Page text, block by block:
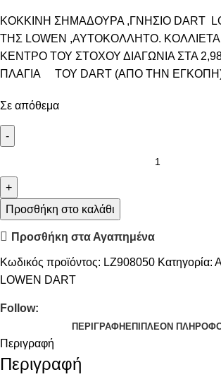
ΚΟΚΚΙΝΗ ΣΗΜΑΔΟΥΡΑ ,ΓΝΗΣΙΟ DART
ΤΗΣ LOWEN ,ΑΥΤΟΚΟΛΛΗΤΟ.
ΚΕΝΤΡΟ ΤΟΥ ΣΤΟΧΟΥ ΔΙΑΓΩΝΙΑ ΣΤΑ
ΠΛΑΓΙΑ ΤΟΥ DART (ΑΠΟ ΤΗΝ ΕΓΚΟΠΗ)
Σε απόθεμα
Προσθήκη στο καλάθι
Προσθήκη στα Αγαπημένα
Κωδικός προϊόντος: LZ908050 Κατηγορία:
LOWEN DART
Follow:
ΠΕΡΙΓΡΑΦΉ ΕΠΙΠΛΈΟΝ
Περιγραφή
Περιγραφή